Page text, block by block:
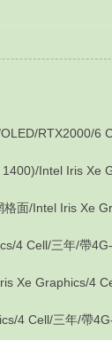
RTX2000/6
Intel Iris Xe
/Intel Iris Xe
4 Cell/三年/帶
Graphics/4
4 Cell/三年/帶